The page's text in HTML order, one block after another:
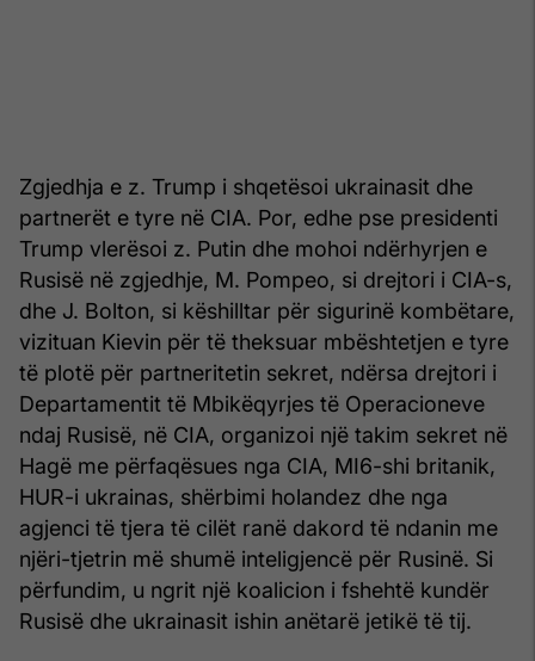
Zgjedhja e z. Trump i shqetësoi ukrainasit dhe
partnerët e tyre në CIA. Por, edhe pse presidenti
Trump vlerësoi z. Putin dhe mohoi ndërhyrjen e
Rusisë në zgjedhje, M. Pompeo, si drejtori i CIA-s,
dhe J. Bolton, si këshilltar për sigurinë kombëtare,
vizituan Kievin për të theksuar mbështetjen e tyre
të plotë për partneritetin sekret, ndërsa drejtori i
Departamentit të Mbikëqyrjes të Operacioneve
ndaj Rusisë, në CIA, organizoi një takim sekret në
Hagë me përfaqësues nga CIA, MI6-shi britanik,
HUR-i ukrainas, shërbimi holandez dhe nga
agjenci të tjera të cilët ranë dakord të ndanin me
njëri-tjetrin më shumë inteligjencë për Rusinë. Si
përfundim, u ngrit një koalicion i fshehtë kundër
Rusisë dhe ukrainasit ishin anëtarë jetikë të tij.